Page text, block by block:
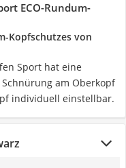
ECO-Rundum-
Kopfschutzes von
Sport hat eine
am Oberkopf
individuell einstellbar.